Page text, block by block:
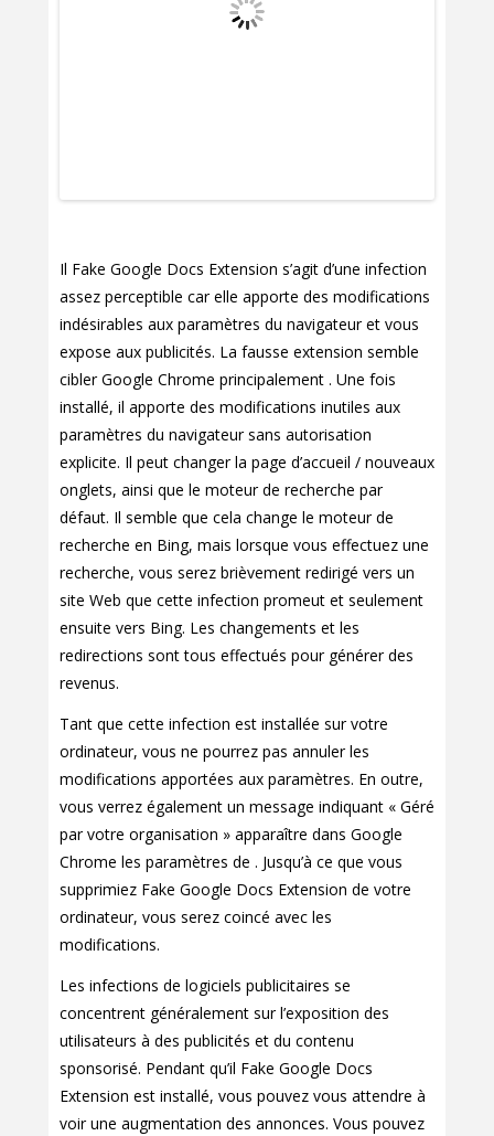
Il Fake Google Docs Extension s’agit d’une infection
assez perceptible car elle apporte des modifications
indésirables aux paramètres du navigateur et vous
expose aux publicités. La fausse extension semble
cibler Google Chrome principalement . Une fois
installé, il apporte des modifications inutiles aux
paramètres du navigateur sans autorisation
explicite. Il peut changer la page d’accueil / nouveaux
onglets, ainsi que le moteur de recherche par
défaut. Il semble que cela change le moteur de
recherche en Bing, mais lorsque vous effectuez une
recherche, vous serez brièvement redirigé vers un
site Web que cette infection promeut et seulement
ensuite vers Bing. Les changements et les
redirections sont tous effectués pour générer des
revenus.
Tant que cette infection est installée sur votre
ordinateur, vous ne pourrez pas annuler les
modifications apportées aux paramètres. En outre,
vous verrez également un message indiquant « Géré
par votre organisation » apparaître dans Google
Chrome les paramètres de . Jusqu’à ce que vous
supprimiez Fake Google Docs Extension de votre
ordinateur, vous serez coincé avec les
modifications.
Les infections de logiciels publicitaires se
concentrent généralement sur l’exposition des
utilisateurs à des publicités et du contenu
sponsorisé. Pendant qu’il Fake Google Docs
Extension est installé, vous pouvez vous attendre à
voir une augmentation des annonces. Vous pouvez